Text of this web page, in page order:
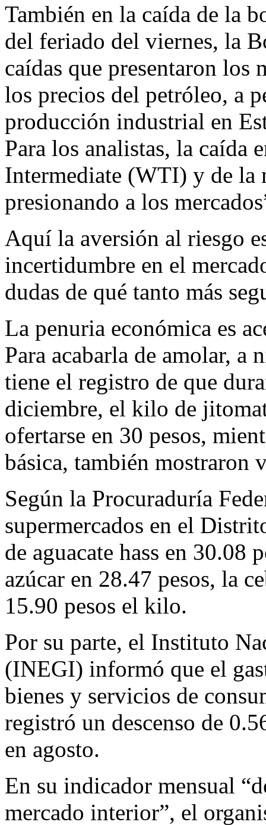
También en la caída de la
del feriado del viernes, la
caídas que presentaron los
los precios del petróleo, a
producción industrial en
Para los analistas, la caída
Intermediate (WTI) y de la
presionando a los
Aquí la aversión al riesgo
incertidumbre en el
dudas de qué tanto más
La penuria económica es
Para acabarla de amolar,
tiene el registro de que
diciembre, el kilo de
ofertarse en 30 pesos,
básica, también mostraron
Según la Procuraduría
supermercados en el
de aguacate hass en 30.08
azúcar en 28.47 pesos, la
15.90 pesos el kilo.
Por su parte, el Instituto
(INEGI) informó que el
bienes y servicios de
registró un descenso de
en agosto.
En su indicador mensual
mercado interior”, el